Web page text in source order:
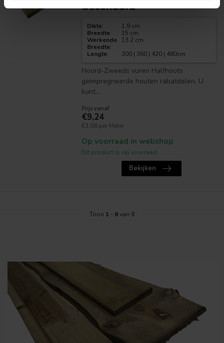
Geschaafd
Dikte:
1.9 cm
Breedte:
15 cm
Werkende
Breedte:
13.2 cm
Lengte: 300 | 360 | 420 | 480cm
Noord-Zweeds vuren Halfhouts
geïmpregneerde houten rabatdelen. U
kunt...
Prijs vanaf
€9,24
€3,08 per Meter
Op voorraad in webshop
Dit product is op voorraad.
Bekijken
Toon 1 - 8van 8